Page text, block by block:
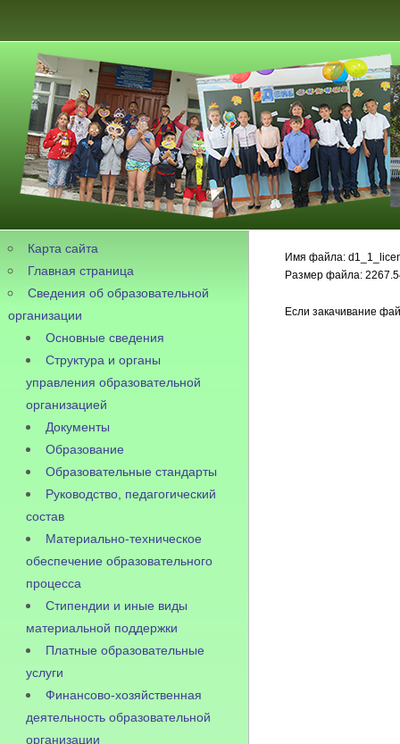
Карта сайта
Главная страница
Сведения об образовательной
организации
Основные сведения
Структура и органы
управления образовательной
организацией
Документы
Образование
Образовательные стандарты
Руководство, педагогический
состав
Материально-техническое
обеспечение образовательного
процесса
Стипендии и иные виды
материальной поддержки
Платные образовательные
услуги
Финансово-хозяйственная
деятельность образовательной
организации
Имя файла:
Размер файла:
Если закачивание